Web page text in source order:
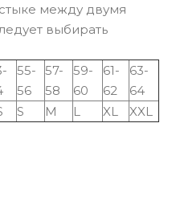
между двумя
выбирать
55-
56
57-
58
59-
60
61-
62
63-
64
S M L XL XXL